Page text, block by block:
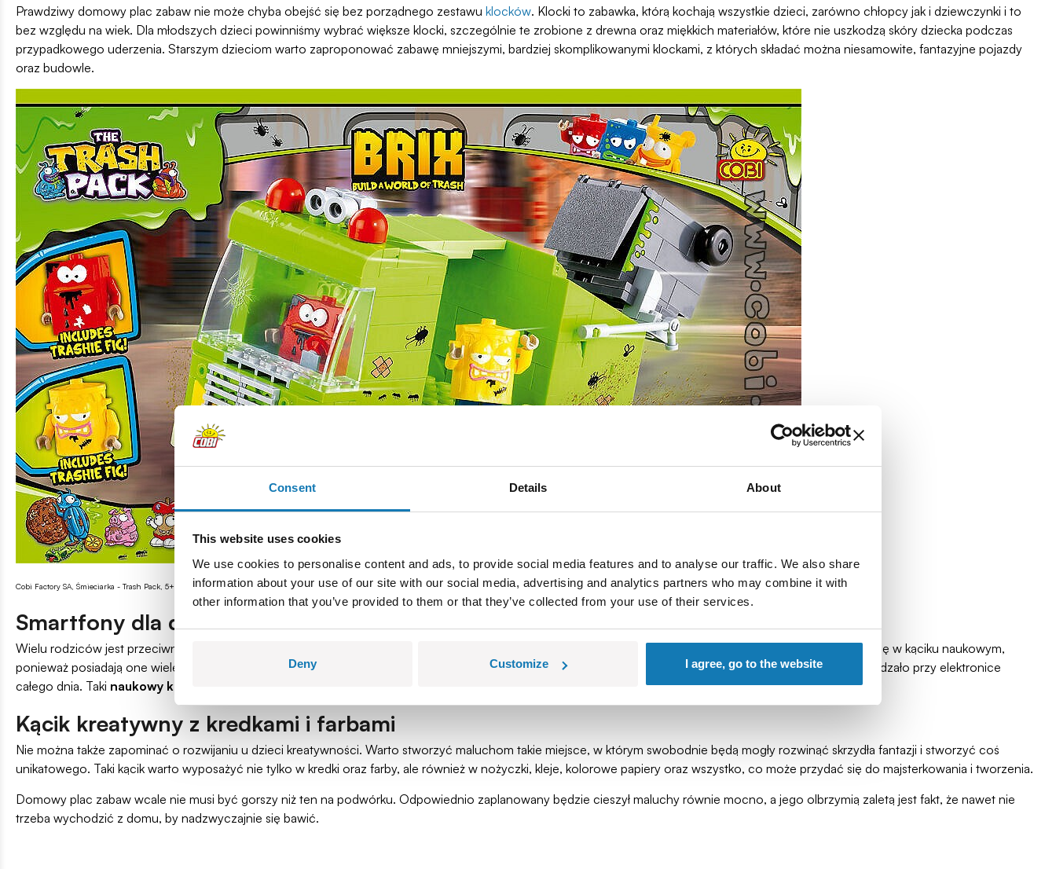
Consent Details About
This website uses cookies
We use cookies to personalise content and ads, to provide social media features and to analyse our traffic. We also share
information about your use of our site with our social media, advertising and analytics partners who may combine it with
other information that you’ve provided to them or that they’ve collected from your use of their services.
Deny Customize I agree, go to the website
Prawdziwy domowy plac zabaw nie może chyba obejść się bez porządnego zestawu klocków. Klocki to zabawka, którą kochają wszystkie dzieci, zarówno chłopcy jak i dziewczynki i to
bez względu na wiek. Dla młodszych dzieci powinniśmy wybrać większe klocki, szczególnie te zrobione z drewna oraz miękkich materiałów, które nie uszkodzą skóry dziecka podczas
przypadkowego uderzenia. Starszym dzieciom warto zaproponować zabawę mniejszymi, bardziej skomplikowanymi klockami, z których składać można niesamowite, fantazyjne pojazdy
oraz budowle.
Cobi Factory SA, Śmieciarka - Trash Pack, 5+
Smartfony dla dzieci w kąciku naukowym
Wielu rodziców jest przeciwnych kupowaniu najmłodszym tabletów czy elektroniki. Jednak takie urządzenia jak smartfony dla dzieci mogą idealnie sprawdzić się w kąciku naukowym,
ponieważ posiadają one wiele cennych aplikacji, dzięki którym dziecko może bardzo wiele się nauczyć. Trzeba oczywiście pamiętać o tym, by dziecko nie spędzało przy elektronice
całego dnia. Taki naukowy kącik na domowym placu zabaw powinien być również wyposażony w oryginalne i ciekawe pozycje książkowe.
Kącik kreatywny z kredkami i farbami
Nie można także zapominać o rozwijaniu u dzieci kreatywności. Warto stworzyć maluchom takie miejsce, w którym swobodnie będą mogły rozwinąć skrzydła fantazji i stworzyć coś
unikatowego. Taki kącik warto wyposażyć nie tylko w kredki oraz farby, ale również w nożyczki, kleje, kolorowe papiery oraz wszystko, co może przydać się do majsterkowania i tworzenia.
Domowy plac zabaw wcale nie musi być gorszy niż ten na podwórku. Odpowiednio zaplanowany będzie cieszył maluchy równie mocno, a jego olbrzymią zaletą jest fakt, że nawet nie
trzeba wychodzić z domu, by nadzwyczajnie się bawić.